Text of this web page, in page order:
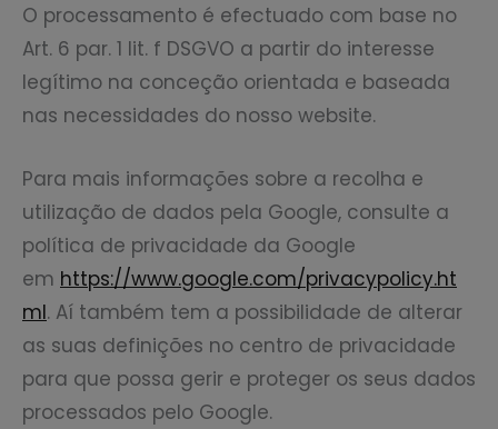
O processamento é efectuado com base no
Art. 6 par. 1 lit. f DSGVO a partir do interesse
legítimo na conceção orientada e baseada
nas necessidades do nosso website.
Para mais informações sobre a recolha e
utilização de dados pela Google, consulte a
política de privacidade da Google
em https://www.google.com/privacypolicy.ht
ml. Aí também tem a possibilidade de alterar
as suas definições no centro de privacidade
para que possa gerir e proteger os seus dados
processados pelo Google.